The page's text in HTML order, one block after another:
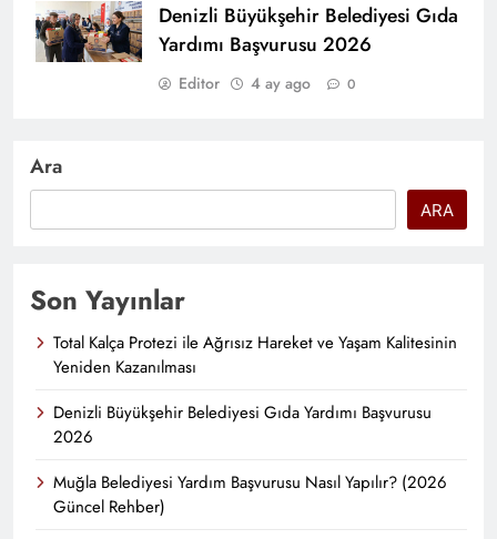
Denizli Büyükşehir Belediyesi Gıda
Yardımı Başvurusu 2026
Editor 4 ay ago 0
Ara
ARA
Son Yayınlar
Total Kalça Protezi ile Ağrısız Hareket ve Yaşam Kalitesinin
Yeniden Kazanılması
Denizli Büyükşehir Belediyesi Gıda Yardımı Başvurusu
2026
Muğla Belediyesi Yardım Başvurusu Nasıl Yapılır? (2026
Güncel Rehber)